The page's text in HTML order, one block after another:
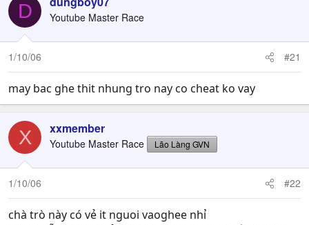
a
r
e
r
D Youtube Master Race
1/10/06 #21
may bac ghe thit nhung tro nay co cheat ko vay
X xxmember
Youtube Master Race Lão Làng GVN
1/10/06 #22
chà trò này có vẻ it nguoi vaoghee nhỉ